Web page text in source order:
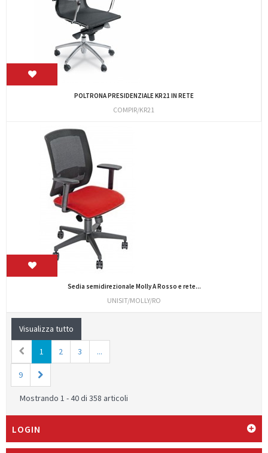
POLTRONA PRESIDENZIALE KR21 IN RETE
COMPIR/KR21
Sedia semidirezionale Molly A Rosso e rete...
UNISIT/MOLLY/RO
Visualizza tutto
1 2 3 ...
9
Mostrando 1 - 40 di 358 articoli
LOGIN